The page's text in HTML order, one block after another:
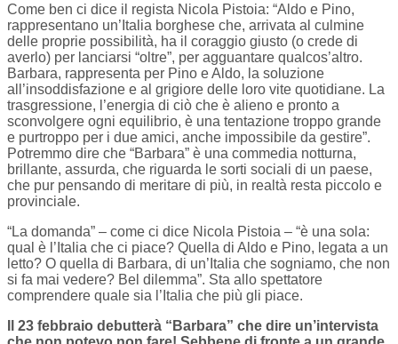
Come ben ci dice il regista Nicola Pistoia: “Aldo e Pino,
rappresentano un’Italia borghese che, arrivata al culmine
delle proprie possibilità, ha il coraggio giusto (o crede di
averlo) per lanciarsi “oltre”, per agguantare qualcos’altro.
Barbara, rappresenta per Pino e Aldo, la soluzione
all’insoddisfazione e al grigiore delle loro vite quotidiane. La
trasgressione, l’energia di ciò che è alieno e pronto a
sconvolgere ogni equilibrio, è una tentazione troppo grande
e purtroppo per i due amici, anche impossibile da gestire”.
Potremmo dire che “Barbara” è una commedia notturna,
brillante, assurda, che riguarda le sorti sociali di un paese,
che pur pensando di meritare di più, in realtà resta piccolo e
provinciale.
“La domanda” – come ci dice Nicola Pistoia – “è una sola:
qual è l’Italia che ci piace? Quella di Aldo e Pino, legata a un
letto? O quella di Barbara, di un’Italia che sogniamo, che non
si fa mai vedere? Bel dilemma”. Sta allo spettatore
comprendere quale sia l’Italia che più gli piace.
Il 23 febbraio debutterà “Barbara” che dire un’intervista